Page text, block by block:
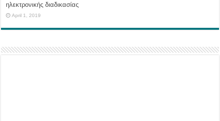
ηλεκτρονικής διαδικασίας
April 1, 2019